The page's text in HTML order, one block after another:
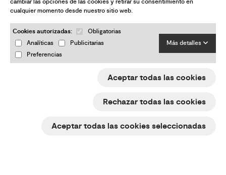
cambiar las opciones de las cookies y retirar su consentimiento en
cualquier momento desde nuestro sitio web.
Cookies autorizadas:
Obligatorias
Analíticas
Publicitarias
Preferencias
Más detalles
Aceptar todas las cookies
Rechazar todas las cookies
Aceptar todas las cookies seleccionadas